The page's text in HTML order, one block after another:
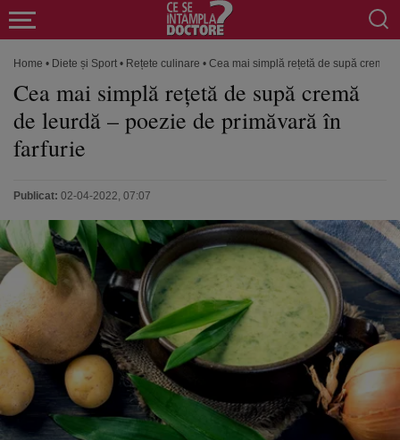
Home • Diete și Sport • Rețete culinare • Cea mai simplă rețetă de supă cremă
Cea mai simplă rețetă de supă cremă
de leurdă – poezie de primăvară în
farfurie
Publicat: 02-04-2022, 07:07